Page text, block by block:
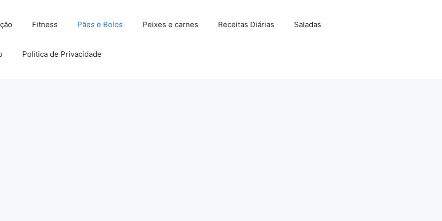
Fitness Pães e Bolos Peixes e carnes Receitas Diárias Saladas
Política de Privacidade